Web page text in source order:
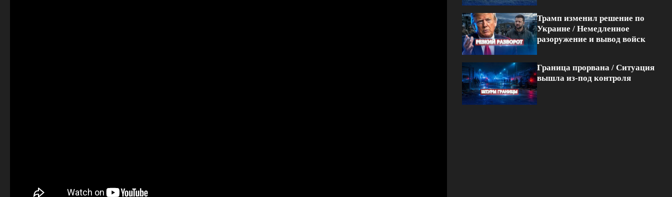
Трамп изменил решение по
Украине / Немедленное
разоружение и вывод войск
Граница прорвана / Ситуация
вышла из-под контроля